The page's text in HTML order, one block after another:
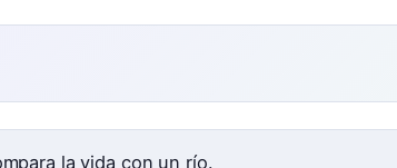
la vida con un río.